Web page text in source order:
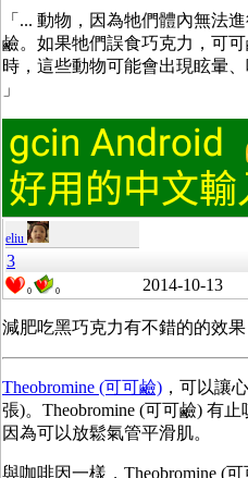
「... 動物，因為牠們體內無法
鹼。如果牠們誤食巧克力，可
時，這些動物可能會出現眩暈
」
eliu
3
0 0 2014-10-13
減肥吃黑巧克力有不錯的的效果
Theobromine (可可鹼) ，可以讓
張)。Theobromine (可可鹼) 有
因為可以放鬆氣管平滑肌。
與咖啡因一樣，Theobromine (